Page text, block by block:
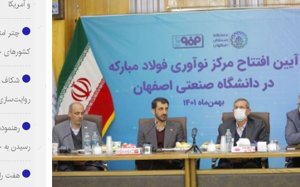
و آمریکا
چتر
کشورهای
شکاف
رسیدن به
هفت